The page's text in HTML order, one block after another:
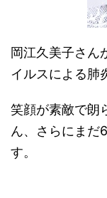
岡江久美子さん
イルスによる肺
笑顔が素敵で朗
ん、さらにまだ
す。